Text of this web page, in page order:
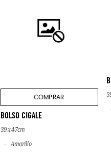
COMPRAR
BOLSO CIGALE
39 x 47cm
Amarillo